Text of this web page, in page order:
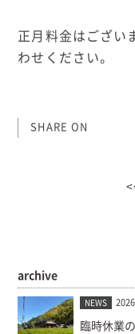
正月料金はござい
わせください。
SHARE ON
archive
NEWS
臨時休業